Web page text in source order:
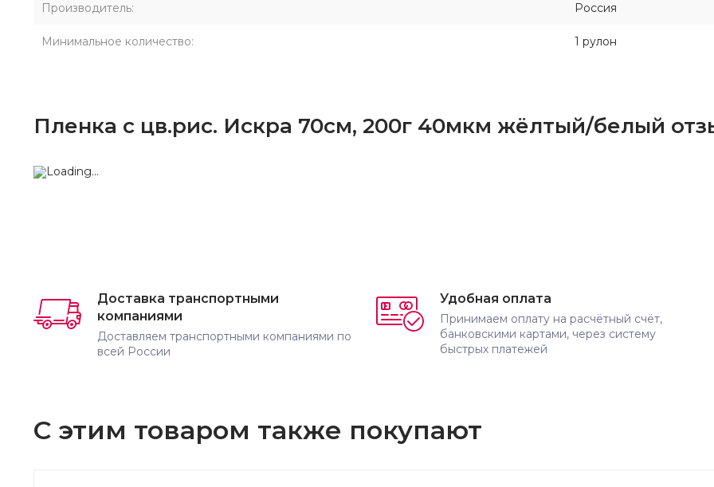
Производитель: Россия
Минимальное количество: 1 рулон
Пленка с цв.рис. Искра 70см, 200г 40мкм жёлтый/белый
Доставка транспортными
компаниями
Доставляем транспортными компаниями по
всей России
Удобная оплата
Принимаем оплату на расчётный счёт,
банковскими картами, через систему
быстрых платежей
С этим товаром также покупают